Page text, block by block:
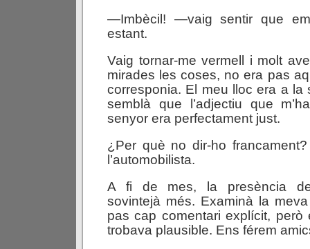
—Imbècil! —vaig sentir que
estant.
Vaig tornar-me vermell i molt
mirades les coses, no era pas
corresponia. El meu lloc era a la
semblà que l’adjectiu que
senyor era perfectament just.
¿Per què no dir-ho
l’automobilista.
A fi de mes, la presència
sovintejà més. Examinà la
pas cap comentari explícit, però
trobava plausible. Ens férem